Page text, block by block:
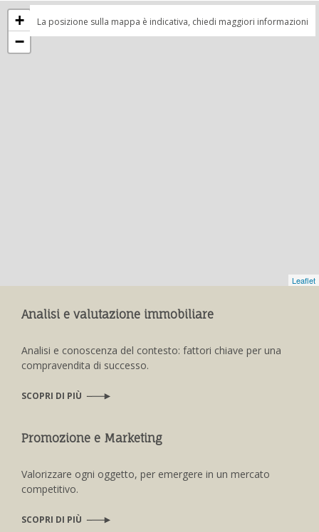
La posizione sulla mappa è indicativa, chiedi maggiori informazioni
+
−
Leaflet
Analisi e valutazione immobiliare
Analisi e conoscenza del contesto: fattori chiave per una
compravendita di successo.
SCOPRI DI PIÙ
Promozione e Marketing
Valorizzare ogni oggetto, per emergere in un mercato
competitivo.
SCOPRI DI PIÙ